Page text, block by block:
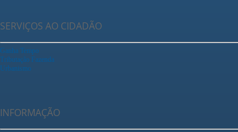
SERVIÇOS AO CIDADÃO
Ganha Tempo
Tributação Fazenda
Urbanismo
INFORMAÇÃO